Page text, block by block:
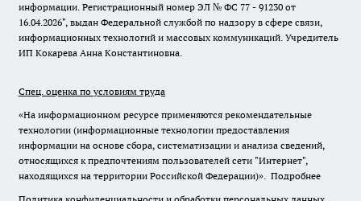
информации. Регистрационный номер ЭЛ № ФС 77 - 91230 от
16.04.2026", выдан Федеральной службой по надзору в сфере связи,
информационных технологий и массовых коммуникаций. Учредитель
ИП Кокарева Анна Константиновна.
Спец. оценка по условиям труда
«На информационном ресурсе применяются рекомендательные
технологии (информационные технологии предоставления
информации на основе сбора, систематизации и анализа сведений,
относящихся к предпочтениям пользователей сети "Интернет",
находящихся на территории Российской Федерации)». Подробнее